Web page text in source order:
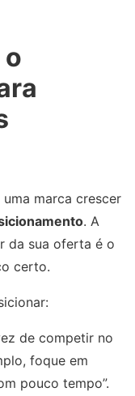
marca crescer
. A
da sua oferta é o
certo.
de competir no
foque em
pouco tempo”.